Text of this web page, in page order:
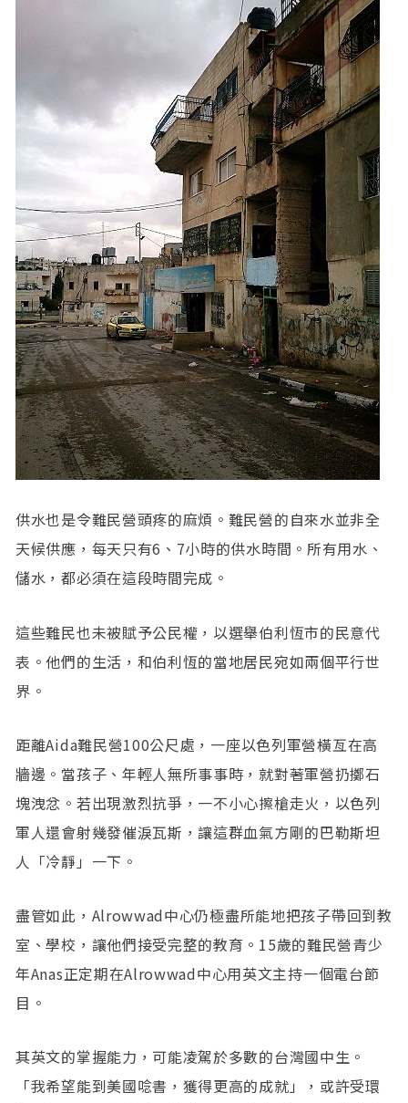
供水也是令難民營頭疼的麻煩。難民營的自來水並非全
天候供應，每天只有6、7小時的供水時間。所有用水、
儲水，都必須在這段時間完成。
這些難民也未被賦予公民權，以選舉伯利恆市的民意代
表。他們的生活，和伯利恆的當地居民宛如兩個平行世
界。
距離Aida難民營100公尺處，一座以色列軍營橫亙在高
牆邊。當孩子、年輕人無所事事時，就對著軍營扔擲石
塊洩忿。若出現激烈抗爭，一不小心擦槍走火，以色列
軍人還會射幾發催淚瓦斯，讓這群血氣方剛的巴勒斯坦
人「冷靜」一下。
盡管如此，Alrowwad中心仍極盡所能地把孩子帶回到教
室、學校，讓他們接受完整的教育。15歲的難民營青少
年Anas正定期在Alrowwad中心用英文主持一個電台節
目。
其英文的掌握能力，可能凌駕於多數的台灣國中生。
「我希望能到美國唸書，獲得更高的成就」，或許受環